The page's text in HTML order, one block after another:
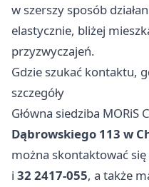
w szerszy sposób
elastycznie, bliżej
przyzwyczajeń.
Gdzie szukać kontaktu,
szczegóły
Główna siedziba
Dąbrowskiego 113 w
można skontaktować
i 32 2417-055, a także